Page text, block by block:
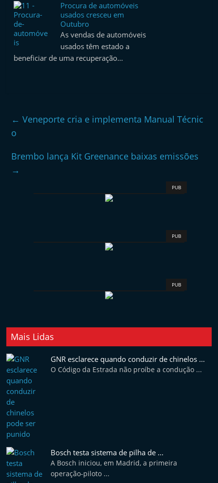
Procura de automóveis
usados cresceu em
Outubro
As vendas de automóveis
usados têm estado a
beneficiar de uma recuperação…
← Veneporte cria e implementa Manual Técnic
o
Brembo lança Kit Greenance baixas emissões
→
PUB
PUB
PUB
Mais Lidas
GNR esclarece quando conduzir de chinelos ...
O Código da Estrada não proíbe a condução ...
Bosch testa sistema de pilha de ...
A Bosch iniciou, em Madrid, a primeira
operação-piloto ...